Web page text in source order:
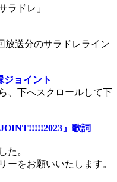
ラドレ」
放送分のサラドレライン
ョイント
、下へスクロールして下
』歌詞
た。
をお願いいたします。